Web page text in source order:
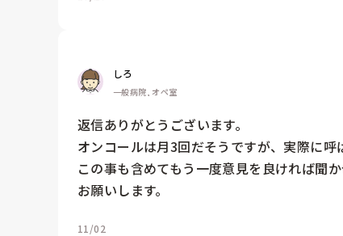
しろ
一般病院, オペ室
返信ありがとうございます。
オンコールは月3回だそうですが、実際に呼
この事も含めてもう一度意見を良ければ聞か
お願いします。
11/02